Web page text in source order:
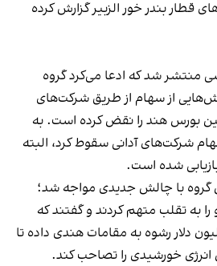
قطار بندر خور الزبیر گزارش کرده
منتشر شد که ادعا می‌کرد گروه
از سهام از طریق شرکت‌های
بورس هند را نقض کرده است. به
شرکت‌های آدانی سقوط کرد، البته
شده است.
با چالش جدیدی مواجه شد؛
را به تقلب متهم کردند و گفتند که
حدود ۲۵۰ میلیون دلار رشوه به مقامات هندی داده تا
انرژی خورشیدی را تصاحب کند.